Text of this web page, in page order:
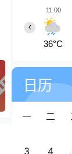
11:00
36°C
‹
日历
一 二
3
4